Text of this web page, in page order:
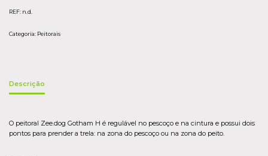
REF: n.d.
Categoria: Peitorais
Descrição
O peitoral Zee.dog Gotham H é regulável no pescoço e na cintura e possui dois
pontos para prender a trela: na zona do pescoço ou na zona do peito.